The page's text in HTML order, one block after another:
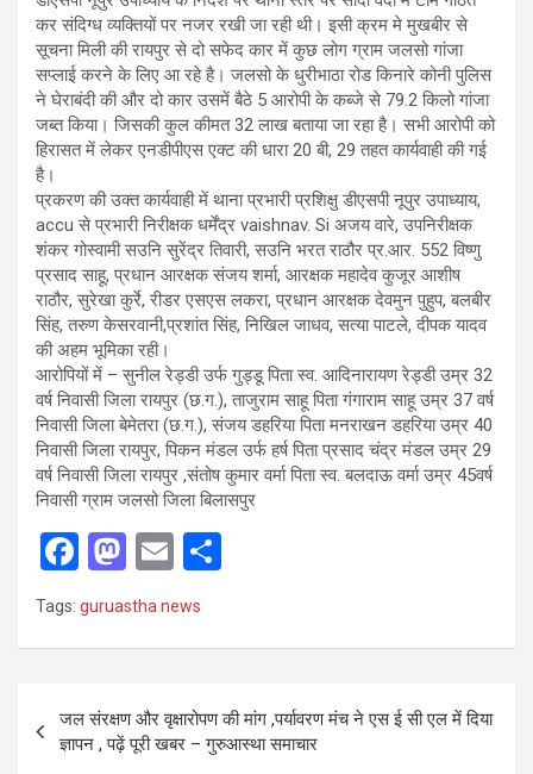
कर संदिग्ध व्यक्तियों पर नजर रखी जा रही थी। इसी क्रम मे मुखबीर से
सूचना मिली की रायपुर से दो सफेद कार में कुछ लोग ग्राम जलसो गांजा
सप्लाई करने के लिए आ रहे है। जलसो के धुरीभाठा रोड किनारे कोनी पुलिस
ने घेराबंदी की और दो कार उसमें बैठे 5 आरोपी के कब्जे से 79.2 किलो गांजा
जब्त किया। जिसकी कुल कीमत 32 लाख बताया जा रहा है। सभी आरोपी को
हिरासत में लेकर एनडीपीएस एक्ट की धारा 20 बी, 29 तहत कार्यवाही की गई
है।
प्रकरण की उक्त कार्यवाही में थाना प्रभारी प्रशिक्षु डीएसपी नूपुर उपाध्याय,
accu से प्रभारी निरीक्षक धर्मेंद्र vaishnav. Si अजय वारे, उपनिरीक्षक
शंकर गोस्वामी सउनि सुरेंद्र तिवारी, सउनि भरत राठौर प्र.आर. 552 विष्णु
प्रसाद साहू, प्रधान आरक्षक संजय शर्मा, आरक्षक महादेव कुजूर आशीष
राठौर, सुरेखा कुर्रे, रीडर एसएस लकरा, प्रधान आरक्षक देवमुन पुहुप, बलबीर
सिंह, तरुण केसरवानी,प्रशांत सिंह, निखिल जाधव, सत्या पाटले, दीपक यादव
की अहम भूमिका रही।
आरोपियों में – सुनील रेड्डी उर्फ गुड्डू पिता स्व. आदिनारायण रेड्डी उम्र 32
वर्ष निवासी जिला रायपुर (छ.ग.), ताजुराम साहू पिता गंगाराम साहू उम्र 37 वर्ष
निवासी जिला बेमेतरा (छ.ग.), संजय डहरिया पिता मनराखन डहरिया उम्र 40
निवासी जिला रायपुर, पिकन मंडल उर्फ हर्ष पिता प्रसाद चंद्र मंडल उम्र 29
वर्ष निवासी जिला रायपुर ,संतोष कुमार वर्मा पिता स्व. बलदाऊ वर्मा उम्र 45वर्ष
निवासी ग्राम जलसो जिला बिलासपुर
F
ce
o
o
M
a
st
d
o
E
ail
Tags: guruastha news
navigation
जल संरक्षण और वृक्षारोपण की मांग ,पर्यावरण मंच ने एस ई सी एल में दिया
ज्ञापन , पढ़ें पूरी खबर – गुरुआस्था समाचार